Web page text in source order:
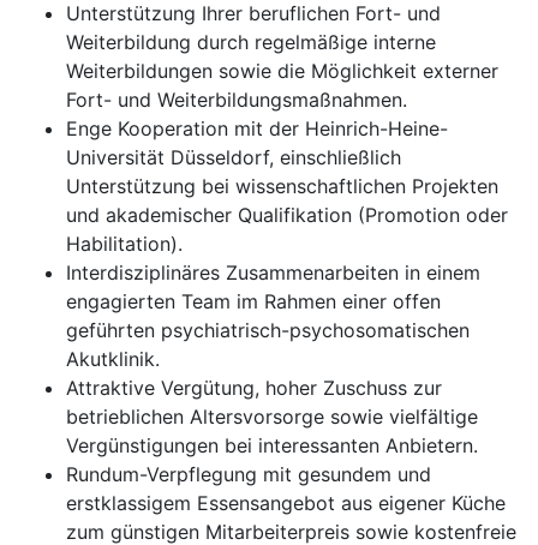
Unterstützung Ihrer beruflichen Fort- und
Weiterbildung durch regelmäßige interne
Weiterbildungen sowie die Möglichkeit externer
Fort- und Weiterbildungsmaßnahmen.
Enge Kooperation mit der Heinrich-Heine-
Universität Düsseldorf, einschließlich
Unterstützung bei wissenschaftlichen Projekten
und akademischer Qualifikation (Promotion oder
Habilitation).
Interdisziplinäres Zusammenarbeiten in einem
engagierten Team im Rahmen einer offen
geführten psychiatrisch-psychosomatischen
Akutklinik.
Attraktive Vergütung, hoher Zuschuss zur
betrieblichen Altersvorsorge sowie vielfältige
Vergünstigungen bei interessanten Anbietern.
Rundum-Verpflegung mit gesundem und
erstklassigem Essensangebot aus eigener Küche
zum günstigen Mitarbeiterpreis sowie kostenfreie